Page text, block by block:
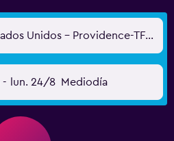
Providence, RI, Estados Unidos - Providence-TFGreen (PVD)
- lun. 24/8 Mediodía